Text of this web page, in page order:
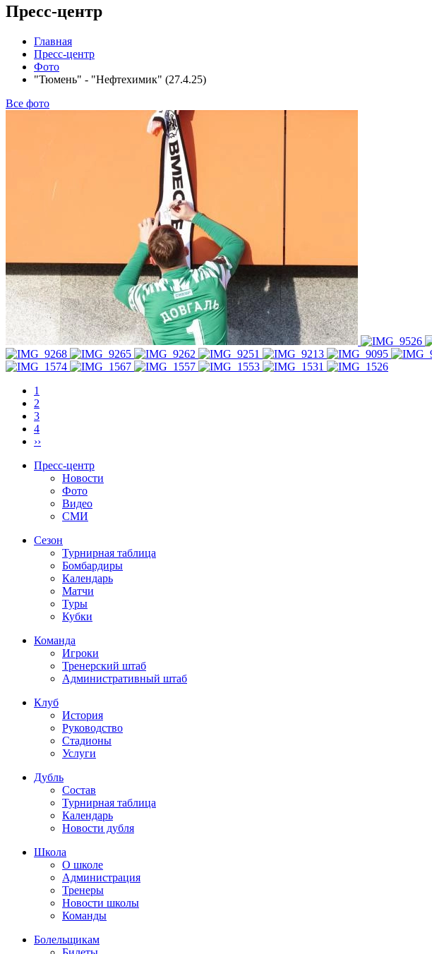
Пресс-центр
Главная
Пресс-центр
Фото
"Тюмень" - "Нефтехимик" (27.4.25)
Все фото
1
2
3
4
››
Пресс-центр
Новости
Фото
Видео
СМИ
Сезон
Турнирная таблица
Бомбардиры
Календарь
Матчи
Туры
Кубки
Команда
Игроки
Тренерский штаб
Административный штаб
Клуб
История
Руководство
Стадионы
Услуги
Дубль
Состав
Турнирная таблица
Календарь
Новости дубля
Школа
О школе
Администрация
Тренеры
Новости школы
Команды
Болельщикам